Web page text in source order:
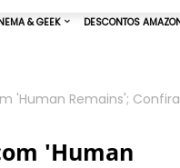
'Human Remains'; Confira
'Human